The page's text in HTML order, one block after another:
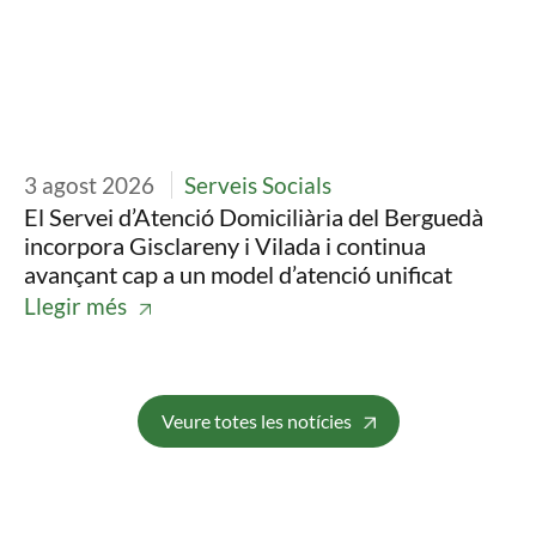
3 agost 2026 Serveis Socials
El Servei d’Atenció Domiciliària del Berguedà
incorpora Gisclareny i Vilada i continua
avançant cap a un model d’atenció unificat
Llegir més
Veure totes les notícies